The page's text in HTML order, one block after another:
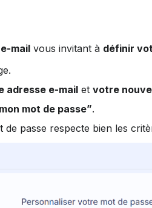
mail vous invitant à définir
adresse e-mail et votre
mot de passe”.
passe respecte bien les